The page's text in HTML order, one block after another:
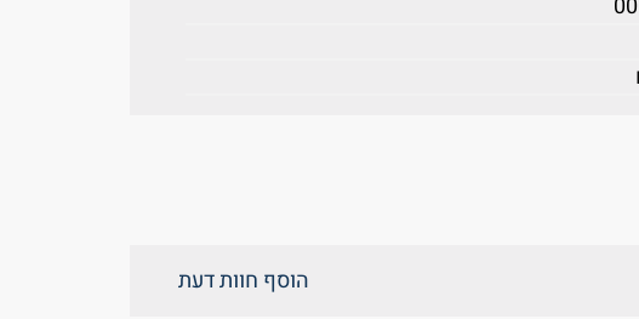
הוסף חוות דעת